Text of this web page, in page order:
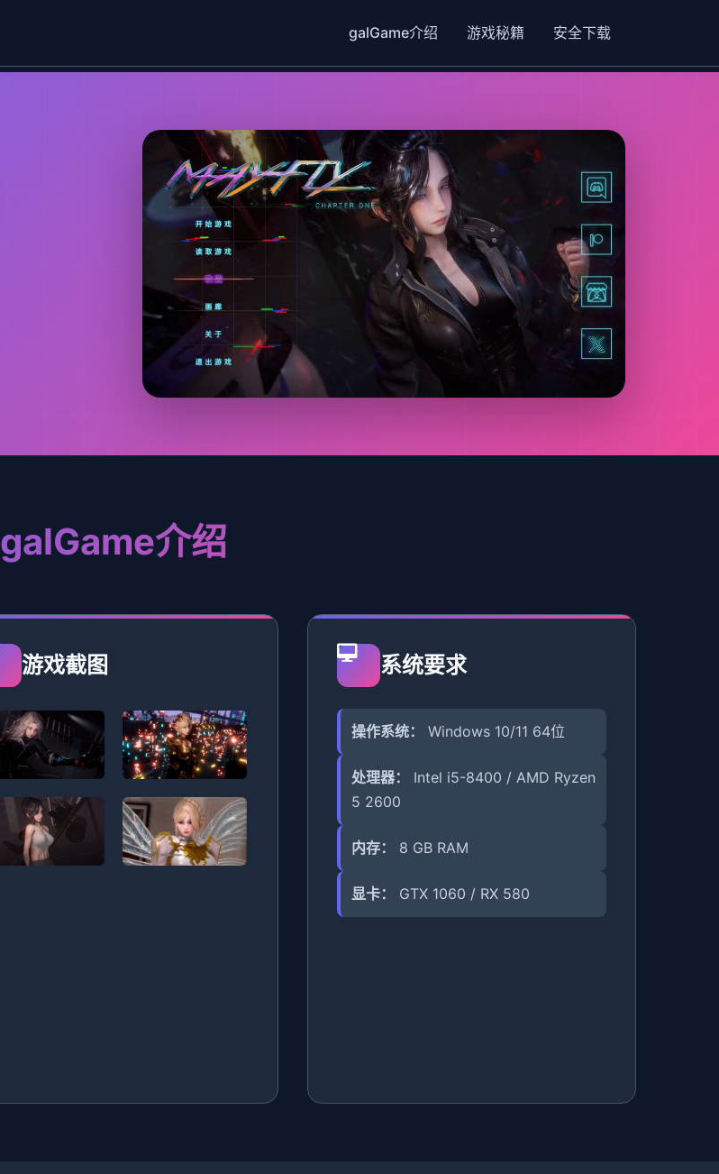
galGame介绍 游戏秘籍 安全下载
galGame介绍
游戏截图 系统要求
操作系统： Windows 10/11 64位
处理器：
Intel i5-8400 / AMD Ryzen
5 2600
内存： 8 GB RAM
显卡： GTX 1060 / RX 580